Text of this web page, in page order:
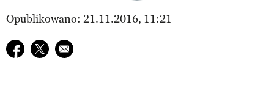
Opublikowano: 21.11.2016, 11:21
Udostępnij na facebook
Udostępnij na twitter
E-mail do przyjaciela